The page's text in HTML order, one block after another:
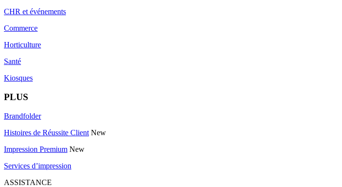
CHR et événements
Commerce
Horticulture
Santé
Kiosques
PLUS
Brandfolder
Histoires de Réussite Client New
Impression Premium New
Services d’impression
ASSISTANCE